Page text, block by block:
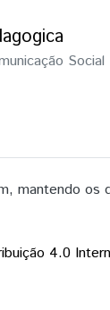
Social
mantendo os
4.0